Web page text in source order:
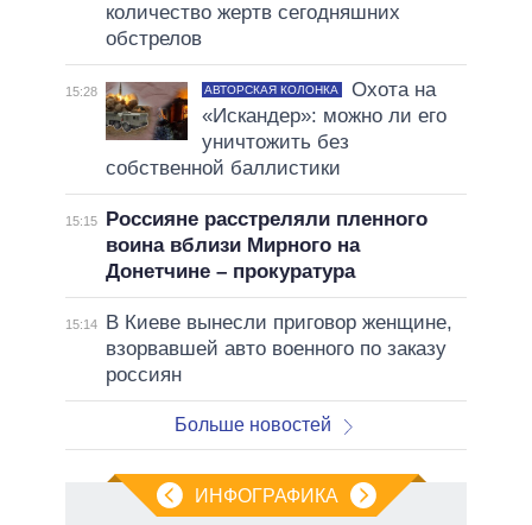
количество жертв сегодняшних
обстрелов
15:28 АВТОРСКАЯ КОЛОНКА
Охота на
«Искандер»: можно ли его
уничтожить без
собственной баллистики
15:15
Россияне расстреляли пленного
воина вблизи Мирного на
Донетчине – прокуратура
15:14
В Киеве вынесли приговор женщине,
взорвавшей авто военного по заказу
россиян
Больше новостей
ИНФОГРАФИКА